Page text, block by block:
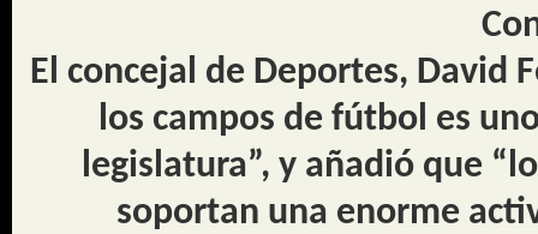
El concejal de Deportes, David
los campos de fútbol es
legislatura”, y añadió que
soportan una enorme